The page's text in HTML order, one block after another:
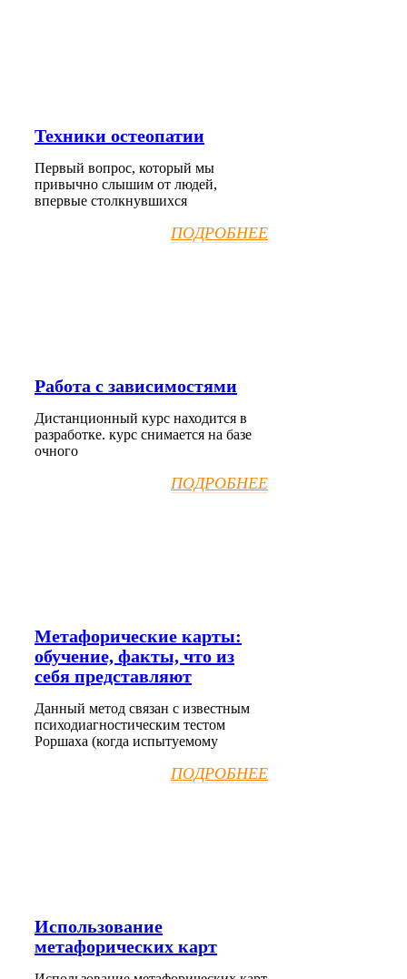
Техники остеопатии
Первый вопрос, который мы
привычно слышим от людей,
впервые столкнувшихся
ПОДРОБНЕЕ
Работа с зависимостями
Дистанционный курс находится в
разработке. курс снимается на базе
очного
ПОДРОБНЕЕ
Метафорические карты:
обучение, факты, что из
себя представляют
Данный метод связан с известным
психодиагностическим тестом
Роршаха (когда испытуемому
ПОДРОБНЕЕ
Использование
метафорических карт